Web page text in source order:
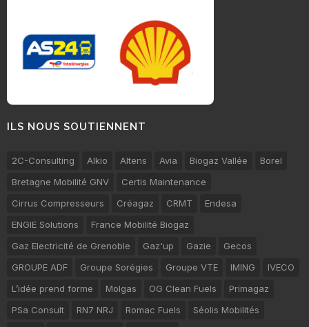
ILS NOUS SOUTIENNENT
2C-Consulting Alkio Altens Avia Biogaz Vallée
Borel
Bretagne Mobilité GNV
Certis Maintenance
Cirrus Compresseurs
Créagaz CRMT
Endesa
ENGIE Solutions
France Mobilité Biogaz
Gaz Electricité de Grenoble
Gaz'up Gazie
Gecos
GROUPE ADF
Groupe Sorégies Groupe VTE IMING
IVECO
L’idée prend forme
Molgas OG Clean Fuels
Primagaz
PSa Consult
RN7 NRJ Romac Fuels
Séolis Mobilités